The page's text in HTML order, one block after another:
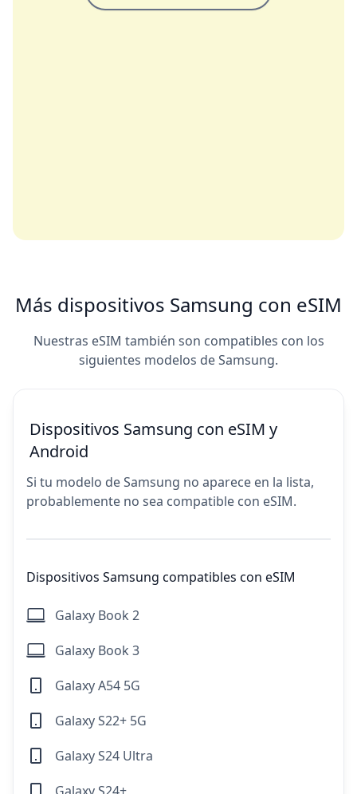
Más dispositivos Samsung con eSIM
Nuestras eSIM también son compatibles con los
siguientes modelos de Samsung.
Dispositivos Samsung con eSIM y
Android
Si tu modelo de Samsung no aparece en la lista,
probablemente no sea compatible con eSIM.
Dispositivos Samsung compatibles con eSIM
Galaxy Book 2
Galaxy Book 3
Galaxy A54 5G
Galaxy S22+ 5G
Galaxy S24 Ultra